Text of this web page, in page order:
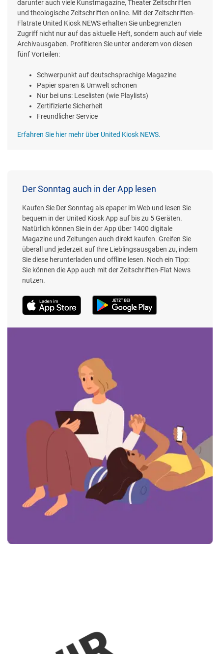
darunter auch viele Kunstmagazine, Theater Zeitschriften
und theologische Zeitschriften online. Mit der Zeitschriften-
Flatrate United Kiosk NEWS erhalten Sie unbegrenzten
Zugriff nicht nur auf das aktuelle Heft, sondern auch auf viele
Archivausgaben. Profitieren Sie unter anderem von diesen
fünf Vorteilen:
Schwerpunkt auf deutschsprachige Magazine
Papier sparen & Umwelt schonen
Nur bei uns: Leselisten (wie Playlists)
Zertifizierte Sicherheit
Freundlicher Service
Erfahren Sie hier mehr über United Kiosk NEWS.
Der Sonntag auch in der App lesen
Kaufen Sie Der Sonntag als epaper im Web und lesen Sie
bequem in der United Kiosk App auf bis zu 5 Geräten.
Natürlich können Sie in der App über 1400 digitale
Magazine und Zeitungen auch direkt kaufen. Greifen Sie
überall und jederzeit auf Ihre Lieblingsausgaben zu, indem
Sie diese herunterladen und offline lesen. Noch ein Tipp:
Sie können die App auch mit der Zeitschriften-Flat News
nutzen.